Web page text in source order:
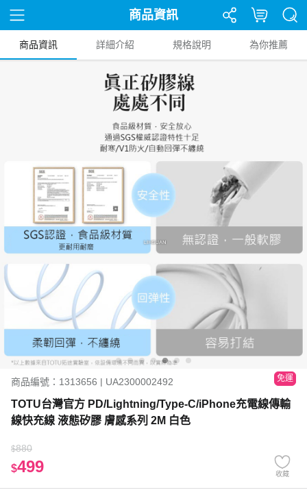
商品資訊
商品資訊 詳細介紹 規格說明 為你推薦
商品編號：1313656 | UA2300002492 免運
TOTU台灣官方 PD/Lightning/Type-C/iPhone充電線傳輸
線快充線 液態矽膠 膚感系列 2M 白色
$880
$499 收藏